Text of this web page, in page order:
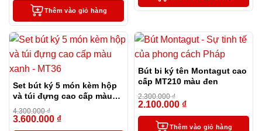
Thêm vào giỏ hàng
Set bút ký 5 món kèm hộp
và túi đựng cao cấp màu
xanh – MT36
4.300.000₫
3.600.000 ₫
Bút bi ký tên Montagut cao
cấp MT210 màu đen
2.300.000₫
2.100.000 ₫
Thêm vào giỏ hàng